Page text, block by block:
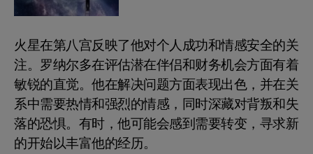
火星在第八宫反映了他对个人成功和情感安全的关
注。罗纳尔多在评估潜在伴侣和财务机会方面有着
敏锐的直觉。他在解决问题方面表现出色，并在关
系中需要热情和强烈的情感，同时深藏对背叛和失
落的恐惧。有时，他可能会感到需要转变，寻求新
的开始以丰富他的经历。